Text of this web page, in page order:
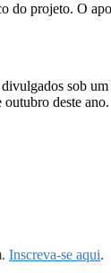
do projeto. O
sob
deste ano.
Inscreva-se aqui.